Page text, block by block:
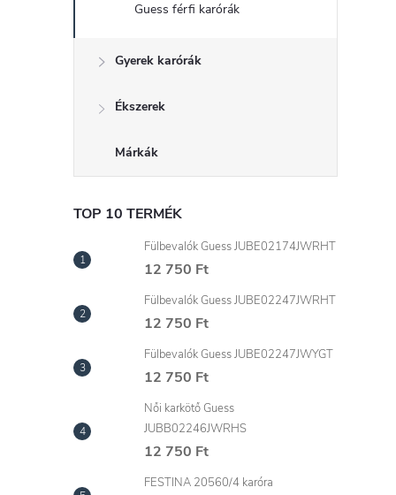
ó
n
e
l
Guess férfi karórák
Gyerek karórák
Ékszerek
Márkák
TOP 10 TERMÉK
Fülbevalók Guess JUBE02174JWRHT
12 750 Ft
Fülbevalók Guess JUBE02247JWRHT
12 750 Ft
Fülbevalók Guess JUBE02247JWYGT
12 750 Ft
Női karkötő Guess
JUBB02246JWRHS
12 750 Ft
FESTINA 20560/4 karóra